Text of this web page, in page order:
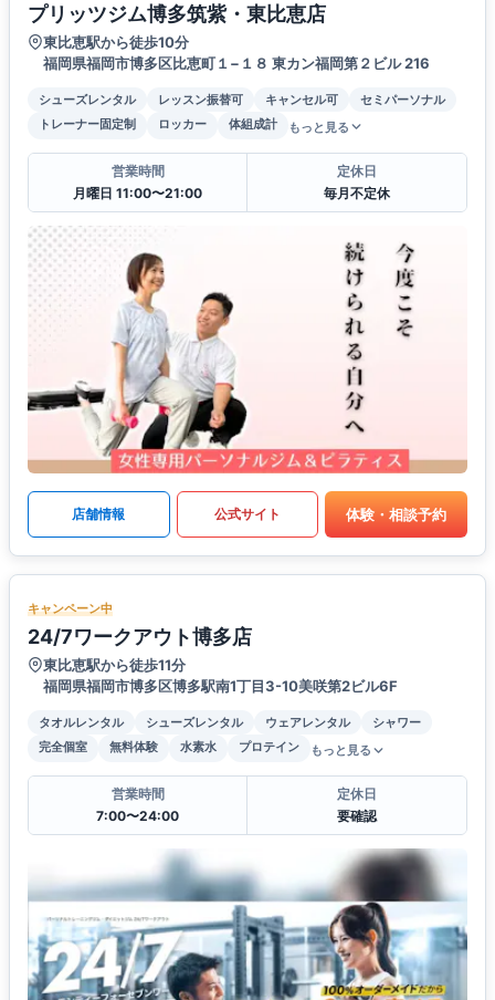
プリッツジム博多筑紫・東比恵店
東比恵駅から徒歩10分
福岡県福岡市博多区比恵町１−１８ 東カン福岡第２ビル 216
シューズレンタル レッスン振替可 キャンセル可
セミパーソナル
トレーナー固定制
ロッカー 体組成計 もっと見る
営業時間
月曜日 11:00〜21:00
定休日
毎月不定休
店舗情報 公式サイト 体験・相談予約
キャンペーン中
24/7ワークアウト博多店
東比恵駅から徒歩11分
福岡県福岡市博多区博多駅南1丁目3-10美咲第2ビル6F
タオルレンタル シューズレンタル ウェアレンタル
シャワー
完全個室
無料体験 水素水 プロテイン もっと見る
営業時間
7:00〜24:00
定休日
要確認